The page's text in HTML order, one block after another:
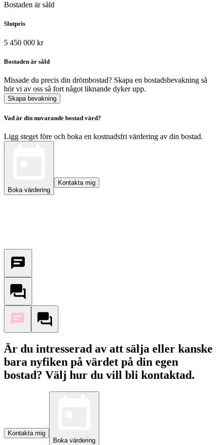
Bostaden är såld
Slutpris
5 450 000 kr
Bostaden är såld
Missade du precis din drömbostad? Skapa en bostadsbevakning så
hör vi av oss så fort något liknande dyker upp.
Skapa bevakning
Vad är din nuvarande bostad värd?
Ligg steget före och boka en kostnadsfri värdering av din bostad.
Boka värdering
Kontakta mig
Är du intresserad av att sälja eller kanske
bara nyfiken på värdet på din egen
bostad? Välj hur du vill bli kontaktad.
Kontakta mig
Boka värdering